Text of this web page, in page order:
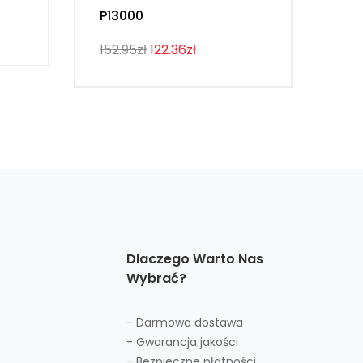
P13000
152.95zł122.36zł
Dlaczego Warto Nas
Wybrać?
- Darmowa dostawa
- Gwarancja jakości